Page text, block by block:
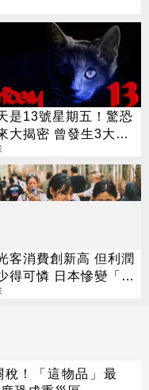
是13號星期五！驚恐
大揭密 曾發生3大重
客消費創新高 但利潤
得可憐 日本慘變「窮
地」
稅！「這物品」最